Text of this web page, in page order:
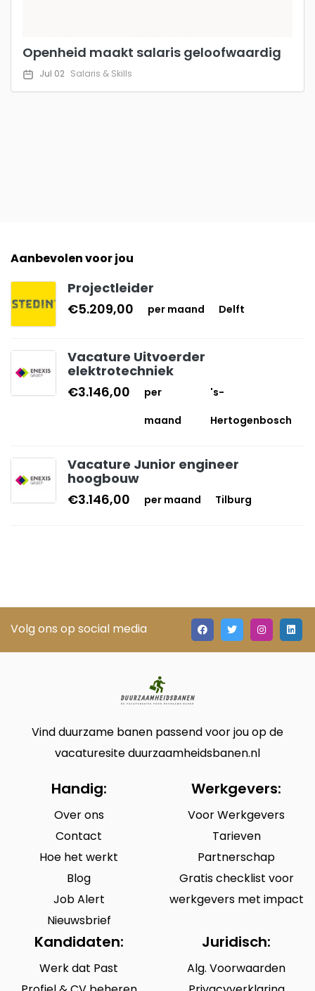
Openheid maakt salaris geloofwaardig
Jul 02 Salaris & Skills
Aanbevolen voor jou
Projectleider
€5.209,00
per maand Delft
Vacature Uitvoerder
elektrotechniek
€3.146,00
per
maand
's-
Hertogenbosch
Vacature Junior engineer
hoogbouw
€3.146,00
per maand Tilburg
Volg ons op social media
Vind duurzame banen passend voor jou op de
vacaturesite duurzaamheidsbanen.nl
Handig:
Over ons
Contact
Hoe het werkt
Blog
Job Alert
Nieuwsbrief
Werkgevers:
Voor Werkgevers
Tarieven
Partnerschap
Gratis checklist voor
werkgevers met impact
Kandidaten:
Werk dat Past
Juridisch:
Alg. Voorwaarden